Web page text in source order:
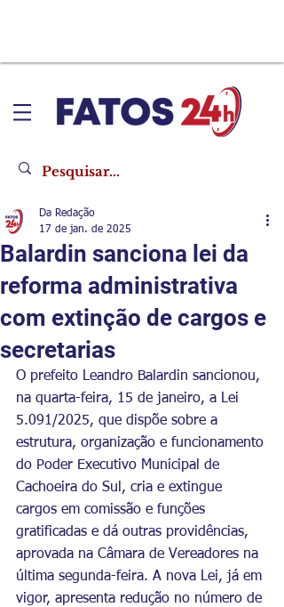
​Balardin sanciona lei da
reforma administrativa
com extinção de cargos e
secretarias
Da Redação
17 de jan. de 2025
O prefeito Leandro Balardin sancionou,
na quarta-feira, 15 de janeiro, a Lei
5.091/2025, que dispõe sobre a
estrutura, organização e funcionamento
do Poder Executivo Municipal de
Cachoeira do Sul, cria e extingue
cargos em comissão e funções
gratificadas e dá outras providências,
aprovada na Câmara de Vereadores na
última segunda-feira. A nova Lei, já em
vigor, apresenta redução no número de